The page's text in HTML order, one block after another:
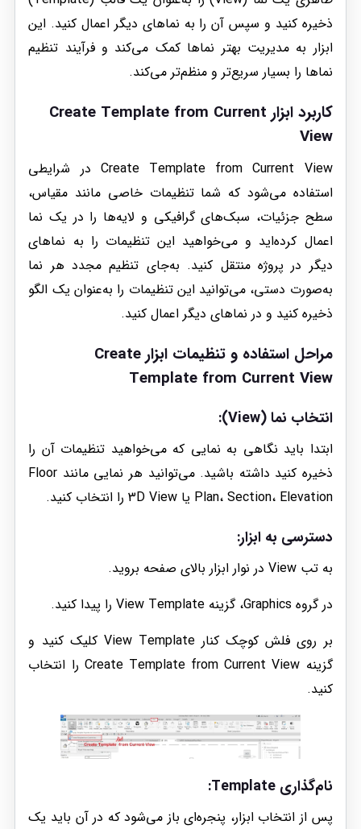
ذخیره کنید و سپس آن را به نماهای دیگر اعمال کنید. این
ابزار به مدیریت بهتر نماها کمک می‌کند و فرآیند تنظیم
نماها را بسیار سریع‌تر و منظم‌تر می‌کند.
کاربرد ابزار Create Template from Current
View
Create Template from Current View در شرایطی
استفاده می‌شود که شما تنظیمات خاصی مانند مقیاس،
سطح جزئیات، سبک‌های گرافیکی و لایه‌ها را در یک نما
اعمال کرده‌اید و می‌خواهید این تنظیمات را به نماهای
دیگر در پروژه منتقل کنید. به‌جای تنظیم مجدد هر نما
به‌صورت دستی، می‌توانید این تنظیمات را به‌عنوان یک الگو
ذخیره کنید و در نماهای دیگر اعمال کنید.
مراحل استفاده و تنظیمات ابزارCreate
Template from Current View
انتخاب نما (View):
ابتدا باید نگاهی به نمایی که می‌خواهید تنظیمات آن را
ذخیره کنید داشته باشید. می‌توانید هر نمایی مانند Floor
Plan، Section، Elevation یا 3D View را انتخاب کنید.
دسترسی به ابزار:
به تب View در نوار ابزار بالای صفحه بروید.
در گروه Graphics، گزینه View Template را پیدا کنید.
بر روی فلش کوچک کنار View Template کلیک کنید و
گزینه Create Template from Current View را انتخاب
کنید.
نام‌گذاری Template:
پس از انتخاب ابزار، پنجره‌ای باز می‌شود که در آن باید یک